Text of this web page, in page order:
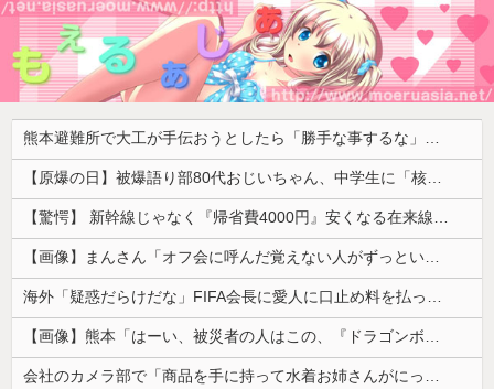
熊本避難所で大工が手伝おうとしたら「勝手な事するな」と行政側に止められた！との証言、内容があまりに胡散臭すぎた結果……
【原爆の日】被爆語り部80代おじいちゃん、中学生に「核を持たないで日本を守れますか？」「日本も原爆を持たないと負ける！」と言われ絶句 ………
【驚愕】 新幹線じゃなく『帰省費4000円』安くなる在来線で帰省した結果ｗｗｗｗｗ
【画像】まんさん「オフ会に呼んだ覚えない人がずっといたので晒すわ」（パシャ）
海外「疑惑だらけだな」FIFA会長に愛人に口止め料を払っていた疑惑（海外の反応）
【画像】熊本「はーい、被災者の人はこの、『ドラゴンボールの家』みたいな奴の中で過ごしてねー」
会社のカメラ部で「商品を手に持って水着お姉さんがにっこり」を撮影、だがお姉さんは素人アルバイトで親バレした結果……